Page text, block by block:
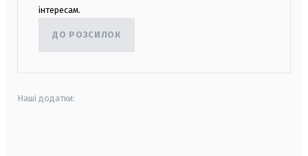
інтересам.
ДО РОЗСИЛОК
Наші додатки: